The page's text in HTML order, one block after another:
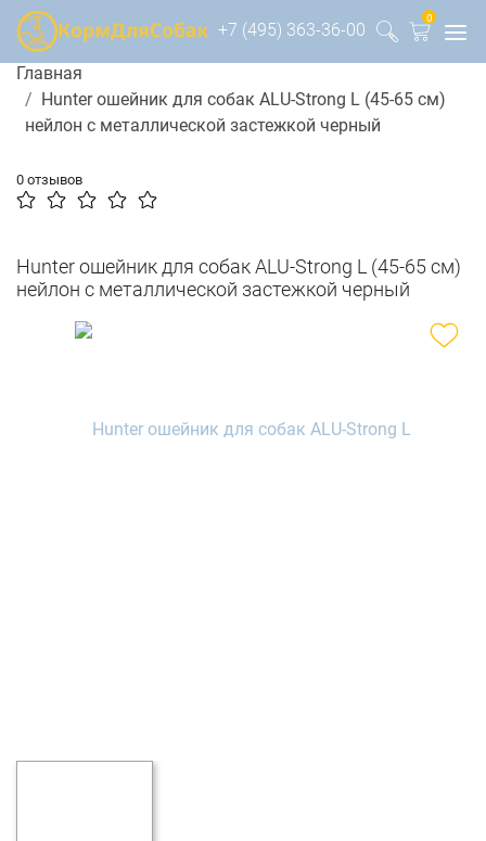
+7 (495) 363-36-00
0
Главная
Hunter ошейник для собак ALU-Strong L (45-65 см)
нейлон с металлической застежкой черный
0 отзывов
Hunter ошейник для собак ALU-Strong L (45-65 см)
нейлон с металлической застежкой черный